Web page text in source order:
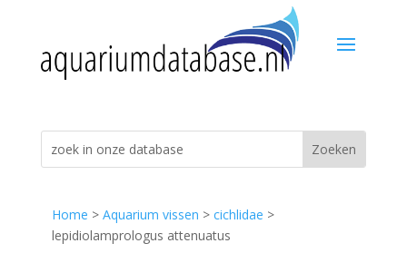
Home > Aquarium vissen > cichlidae >
lepidiolamprologus attenuatus